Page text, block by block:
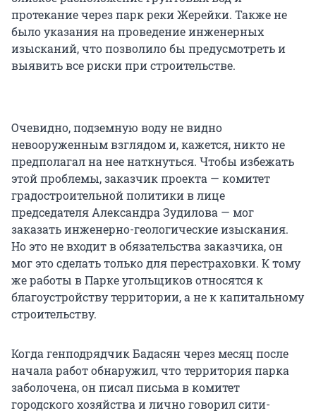
протекание через парк реки Жерейки. Также не
было указания на проведение инженерных
изысканий, что позволило бы предусмотреть и
выявить все риски при строительстве.
Очевидно, подземную воду не видно
невооруженным взглядом и, кажется, никто не
предполагал на нее наткнуться. Чтобы избежать
этой проблемы, заказчик проекта — комитет
градостроительной политики в лице
председателя Александра Зудилова — мог
заказать инженерно-геологические изыскания.
Но это не входит в обязательства заказчика, он
мог это сделать только для перестраховки. К тому
же работы в Парке угольщиков относятся к
благоустройству территории, а не к капитальному
строительству.
Когда генподрядчик Бадасян через месяц после
начала работ обнаружил, что территория парка
заболочена, он писал письма в комитет
городского хозяйства и лично говорил сити-